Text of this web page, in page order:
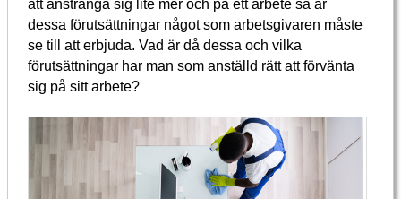
att anstränga sig lite mer och på ett arbete så är
dessa förutsättningar något som arbetsgivaren måste
se till att erbjuda. Vad är då dessa och vilka
förutsättningar har man som anställd rätt att förvänta
sig på sitt arbete?